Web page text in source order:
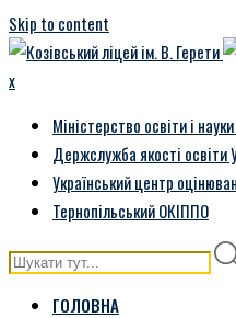
Skip to content
x
Міністерство освіти і
Держслужба якості освіти
Український центр
Тернопільський ОКІППО
ГОЛОВНА